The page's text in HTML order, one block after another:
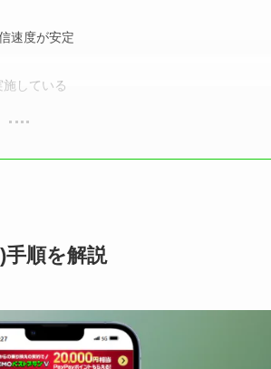
速度が安定
している
手順を解説